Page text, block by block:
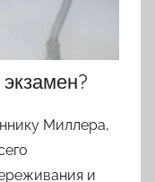
Миллера,
и